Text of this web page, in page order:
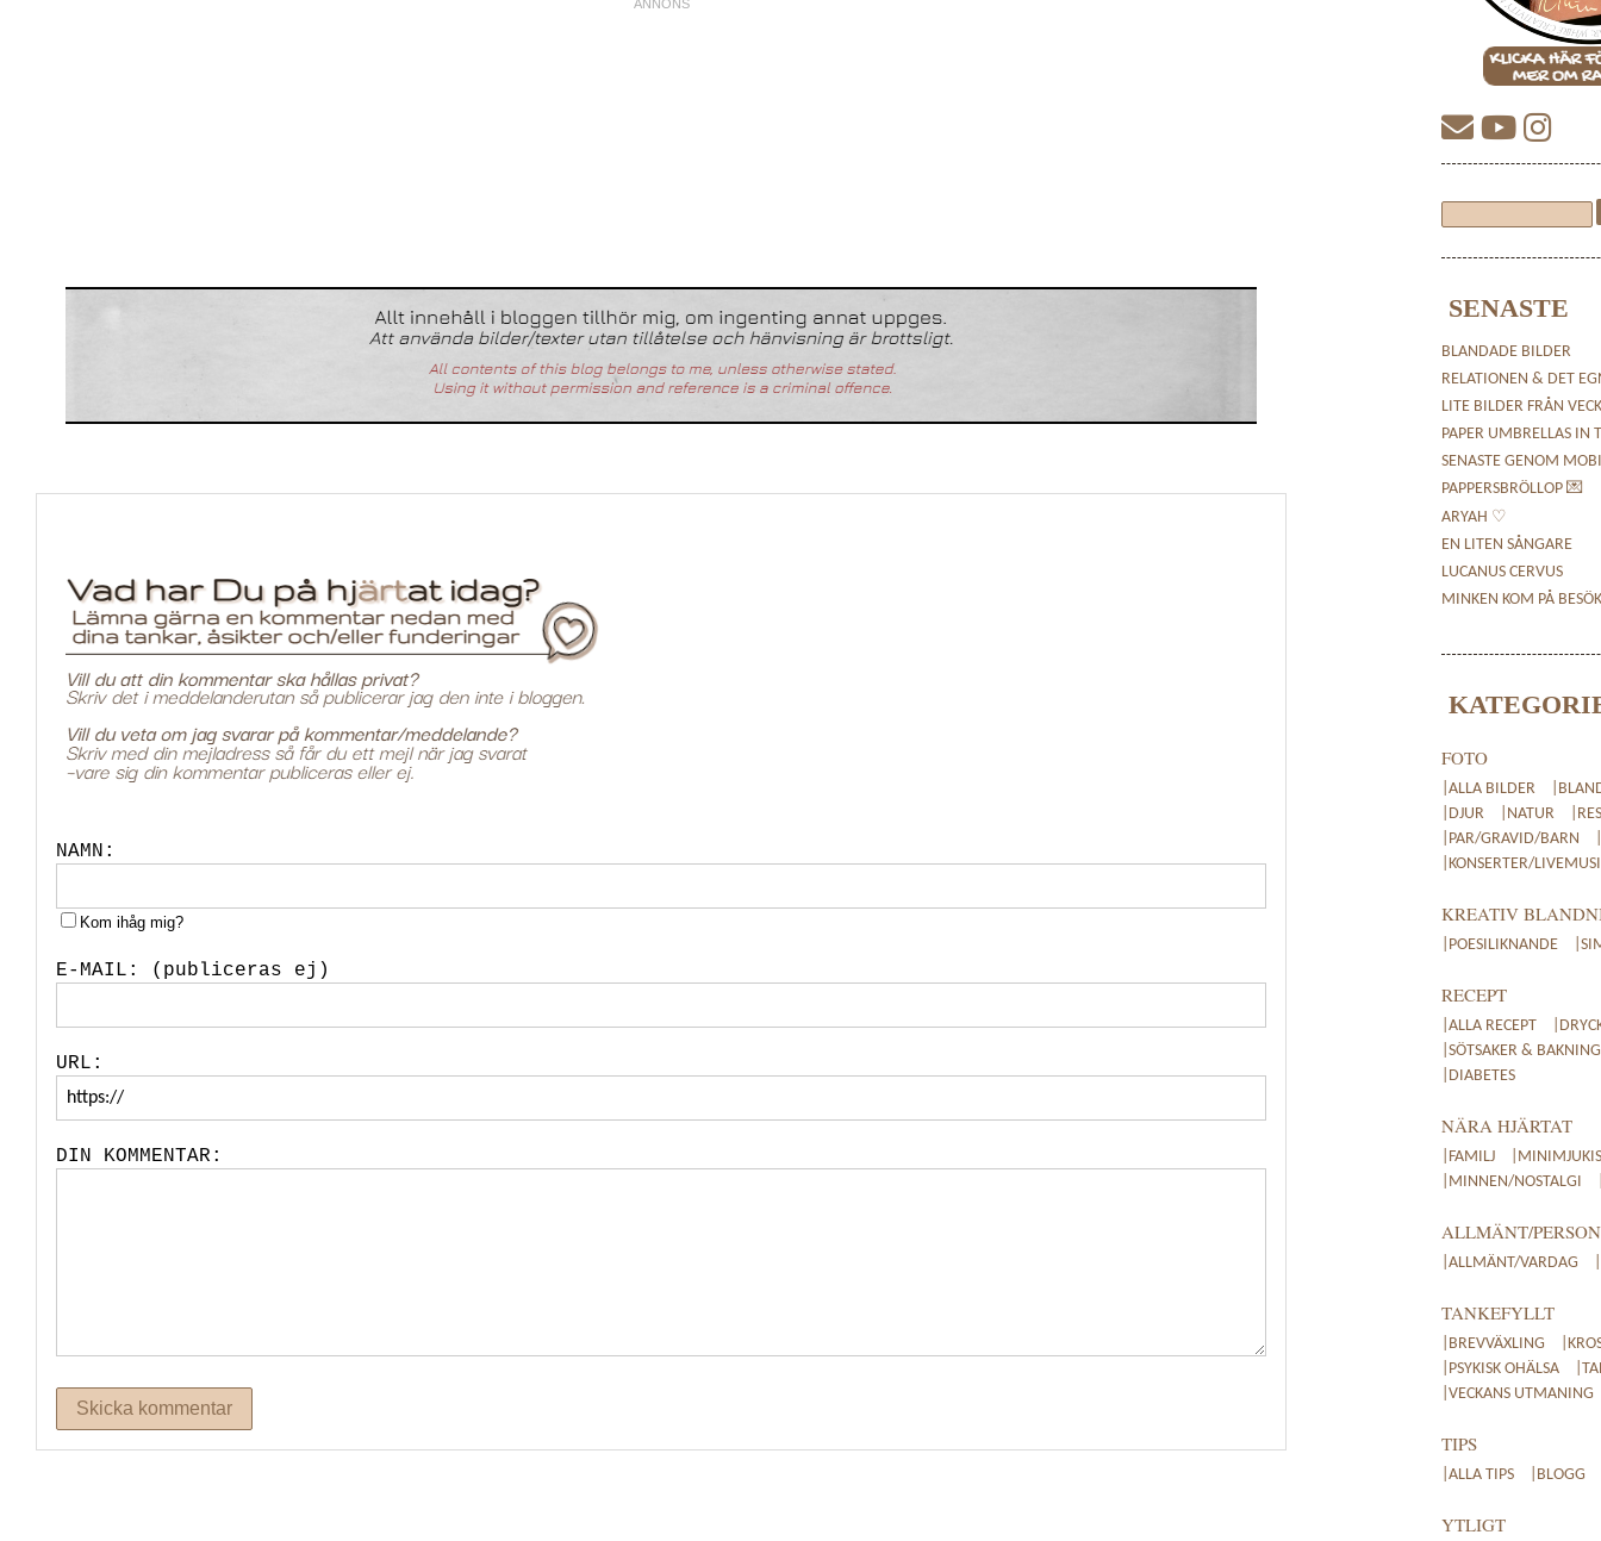
NAMN:
Kom ihåg mig?
E-MAIL: (publiceras ej)
URL:
DIN KOMMENTAR:
SENASTE
BLANDADE BILDER
RELATIONEN & DET
LITE BILDER FRÅN
PAPER UMBRELLAS IN
SENASTE GENOM
PAPPERSBRÖLLOP 💌
ARYAH ♡
EN LITEN SÅNGARE
LUCANUS CERVUS
MINKEN KOM PÅ BESÖK
FOTO
|ALLA BILDER
|DJUR
|NATUR
|PAR/GRAVID/BARN
|KONSERTER/
KREATIV
|POESILIKNANDE
RECEPT
|ALLA RECEPT
|SÖTSAKER & BAKNING
|DIABETES
NÄRA HJÄRTAT
|FAMILJ
|MINIMJUKIS
|MINNEN/NOSTALGI
ALLMÄNT/
|ALLMÄNT/VARDAG
TANKEFYLLT
|BREVVÄXLING
|PSYKISK OHÄLSA
|VECKANS UTMANING
TIPS
|ALLA TIPS |BLOGG
YTLIGT